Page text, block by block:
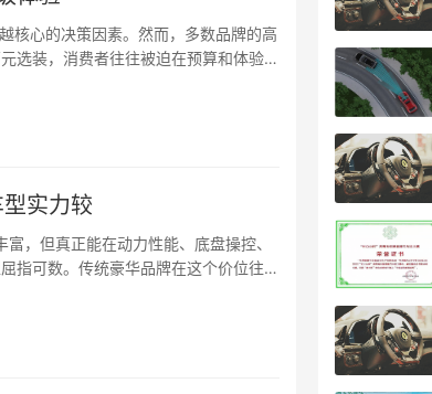
核心的决策因素。然而，多数品牌的高
选装，消费者往往被迫在预算和体验之
实力较
，但真正能在动力性能、底盘操控、
指可数。传统豪华品牌在这个价位往往